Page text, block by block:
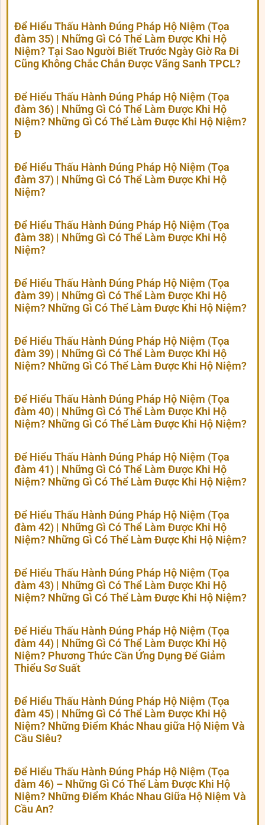
Để Hiểu Thấu Hành Đúng Pháp Hộ Niệm (Tọa
đàm 35) | Những Gì Có Thể Làm Được Khi Hộ
Niệm? Tại Sao Người Biết Trước Ngày Giờ Ra Đi
Cũng Không Chắc Chắn Được Vãng Sanh TPCL?
Để Hiểu Thấu Hành Đúng Pháp Hộ Niệm (Tọa
đàm 36) | Những Gì Có Thể Làm Được Khi Hộ
Niệm? Những Gì Có Thể Làm Được Khi Hộ Niệm?
Đ
Để Hiểu Thấu Hành Đúng Pháp Hộ Niệm (Tọa
đàm 37) | Những Gì Có Thể Làm Được Khi Hộ
Niệm?
Để Hiểu Thấu Hành Đúng Pháp Hộ Niệm (Tọa
đàm 38) | Những Gì Có Thể Làm Được Khi Hộ
Niệm?
Để Hiểu Thấu Hành Đúng Pháp Hộ Niệm (Tọa
đàm 39) | Những Gì Có Thể Làm Được Khi Hộ
Niệm? Những Gì Có Thể Làm Được Khi Hộ Niệm?
Để Hiểu Thấu Hành Đúng Pháp Hộ Niệm (Tọa
đàm 39) | Những Gì Có Thể Làm Được Khi Hộ
Niệm? Những Gì Có Thể Làm Được Khi Hộ Niệm?
Để Hiểu Thấu Hành Đúng Pháp Hộ Niệm (Tọa
đàm 40) | Những Gì Có Thể Làm Được Khi Hộ
Niệm? Những Gì Có Thể Làm Được Khi Hộ Niệm?
Để Hiểu Thấu Hành Đúng Pháp Hộ Niệm (Tọa
đàm 41) | Những Gì Có Thể Làm Được Khi Hộ
Niệm? Những Gì Có Thể Làm Được Khi Hộ Niệm?
Để Hiểu Thấu Hành Đúng Pháp Hộ Niệm (Tọa
đàm 42) | Những Gì Có Thể Làm Được Khi Hộ
Niệm? Những Gì Có Thể Làm Được Khi Hộ Niệm?
Để Hiểu Thấu Hành Đúng Pháp Hộ Niệm (Tọa
đàm 43) | Những Gì Có Thể Làm Được Khi Hộ
Niệm? Những Gì Có Thể Làm Được Khi Hộ Niệm?
Để Hiểu Thấu Hành Đúng Pháp Hộ Niệm (Tọa
đàm 44) | Những Gì Có Thể Làm Được Khi Hộ
Niệm? Phương Thức Cần Ứng Dụng Để Giảm
Thiểu Sơ Suất
Để Hiểu Thấu Hành Đúng Pháp Hộ Niệm (Tọa
đàm 45) | Những Gì Có Thể Làm Được Khi Hộ
Niệm? Những Điểm Khác Nhau giữa Hộ Niệm Và
Cầu Siêu?
Để Hiểu Thấu Hành Đúng Pháp Hộ Niệm (Tọa
đàm 46) – Những Gì Có Thể Làm Được Khi Hộ
Niệm? Những Điểm Khác Nhau Giữa Hộ Niệm Và
Cầu An?